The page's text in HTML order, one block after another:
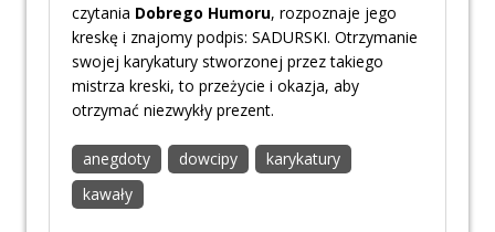
czytania Dobrego Humoru, rozpoznaje jego
kreskę i znajomy podpis: SADURSKI. Otrzymanie
swojej karykatury stworzonej przez takiego
mistrza kreski, to przeżycie i okazja, aby
otrzymać niezwykły prezent.
anegdoty dowcipy
karykatury
kawały